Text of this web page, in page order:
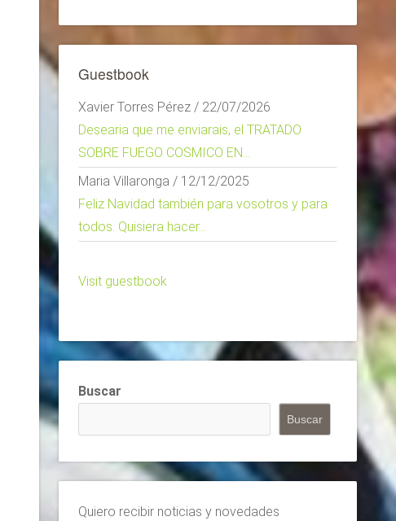
Guestbook
Xavier Torres Pérez / 22/07/2026
Desearia que me enviarais, el TRATADO
SOBRE FUEGO COSMICO EN...
Maria Villaronga / 12/12/2025
Feliz Navidad también para vosotros y para
todos. Quisiera hacer...
Visit guestbook
Buscar
Buscar
Quiero recibir noticias y novedades